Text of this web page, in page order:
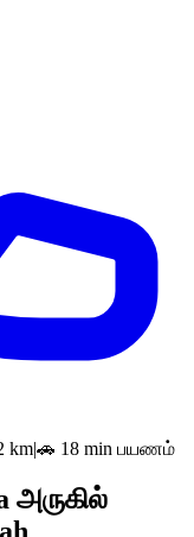
km|🚗 18 min பயணம்
அருகில்